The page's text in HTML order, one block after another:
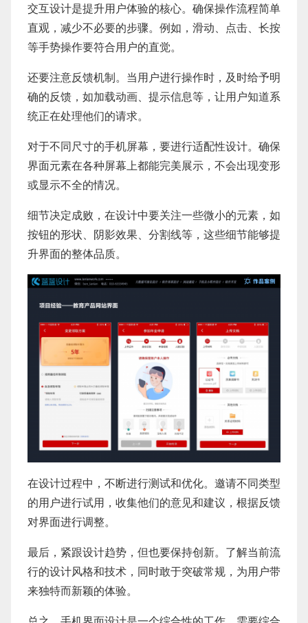
交互设计是提升用户体验的核心。确保操作流程简单
直观，减少不必要的步骤。例如，滑动、点击、长按
等手势操作要符合用户的直觉。
还要注意反馈机制。当用户进行操作时，及时给予明
确的反馈，如加载动画、提示信息等，让用户知道系
统正在处理他们的请求。
对于不同尺寸的手机屏幕，要进行适配性设计。确保
界面元素在各种屏幕上都能完美展示，不会出现变形
或显示不全的情况。
细节决定成败，在设计中要关注一些微小的元素，如
按钮的形状、阴影效果、分割线等，这些细节能够提
升界面的整体品质。
在设计过程中，不断进行测试和优化。邀请不同类型
的用户进行试用，收集他们的意见和建议，根据反馈
对界面进行调整。
最后，紧跟设计趋势，但也要保持创新。了解当前流
行的设计风格和技术，同时敢于突破常规，为用户带
来独特而新颖的体验。